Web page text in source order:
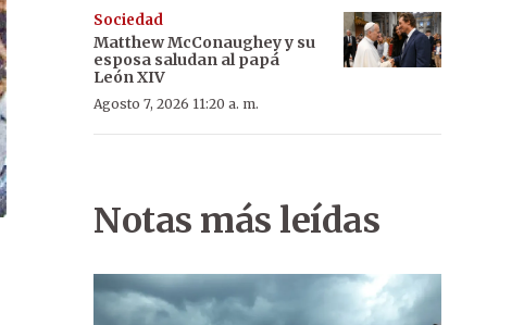
Sociedad
Matthew McConaughey y su
esposa saludan al papá
León XIV
Agosto 7, 2026 11:20 a. m.
Notas más leídas